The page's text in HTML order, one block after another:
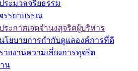
ระมวลจริยธรรม
จรรยาบรรณ
ระกาศเจตจำนงสุจริตผู้บริหาร
นโยบายการกำกับดูแลองค์การที่ดี
รายงานความเสี่ยงการทุจริต
น